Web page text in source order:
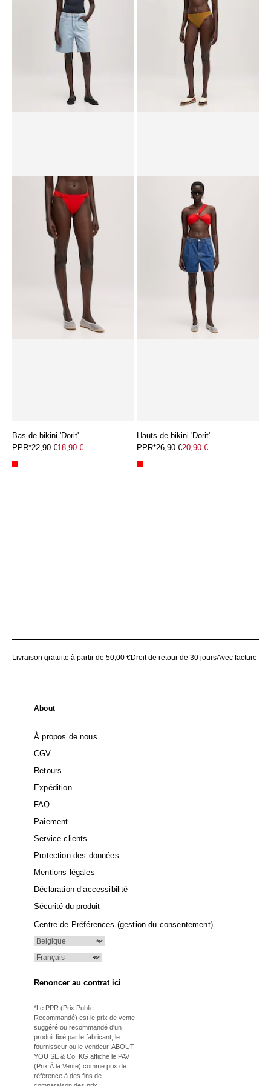
Maillot de bain 'Yara'
69,90 € 57,90 €
Bas de bikini 'Ike'
22,90 €18,90 €
Bas de bikini 'Dorit'
PPR*22,90 €18,90 €
Hauts de bikini 'Dorit'
PPR*26,90 €20,90 €
Livraison gratuite à partir de 50,00 €Droit de retour de 30 joursAvec facture
About
À propos de nous
CGV
Retours
Expédition
FAQ
Paiement
Service clients
Protection des données
Mentions légales
Déclaration d’accessibilité
Sécurité du produit
Centre de Préférences (gestion du consentement)
Renoncer au contrat ici
*Le PPR (Prix Public
Recommandé) est le prix de vente
suggéré ou recommandé d'un
produit fixé par le fabricant, le
fournisseur ou le vendeur. ABOUT
YOU SE & Co. KG affiche le PAV
(Prix À la Vente) comme prix de
référence à des fins de